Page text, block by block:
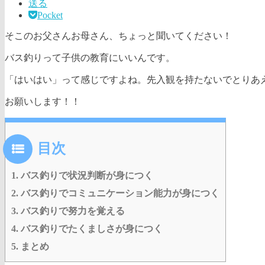
送る
Pocket
そこのお父さんお母さん、ちょっと聞いてください！
バス釣りって子供の教育にいいんです。
「はいはい」って感じですよね。先入観を持たないでとりあ
お願いします！！
目次
1. バス釣りで状況判断が身につく
2. バス釣りでコミュニケーション能力が身につく
3. バス釣りで努力を覚える
4. バス釣りでたくましさが身につく
5. まとめ